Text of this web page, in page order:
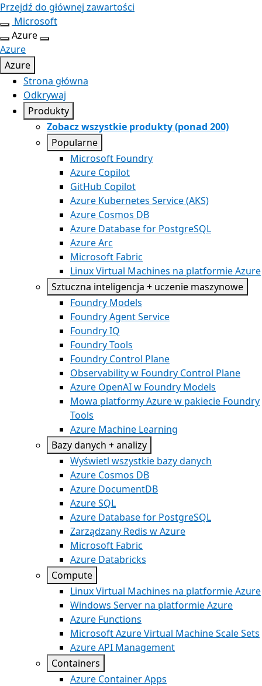
Przejdź do głównej zawartości
Microsoft
Azure
Azure
Azure
Strona główna
Odkrywaj
Produkty
Zobacz wszystkie produkty (ponad 200)
Popularne
Microsoft Foundry
Azure Copilot
GitHub Copilot
Azure Kubernetes Service (AKS)
Azure Cosmos DB
Azure Database for PostgreSQL
Azure Arc​
Microsoft Fabric
Linux Virtual Machines na platformie Azure
Sztuczna inteligencja + uczenie maszynowe
Foundry Models
Foundry Agent Service
Foundry IQ
Foundry Tools
Foundry Control Plane
Observability w Foundry Control Plane
Azure OpenAI w Foundry Models
Mowa platformy Azure w pakiecie Foundry
Tools
Azure Machine Learning
Bazy danych + analizy
Wyświetl wszystkie bazy danych
Azure Cosmos DB
Azure DocumentDB
Azure SQL
Azure Database for PostgreSQL
Zarządzany Redis w Azure
Microsoft Fabric
Azure Databricks
Compute
Linux Virtual Machines na platformie Azure
Windows Server na platformie Azure
Azure Functions
Microsoft Azure Virtual Machine Scale Sets
Azure API Management
Containers
Azure Container Apps